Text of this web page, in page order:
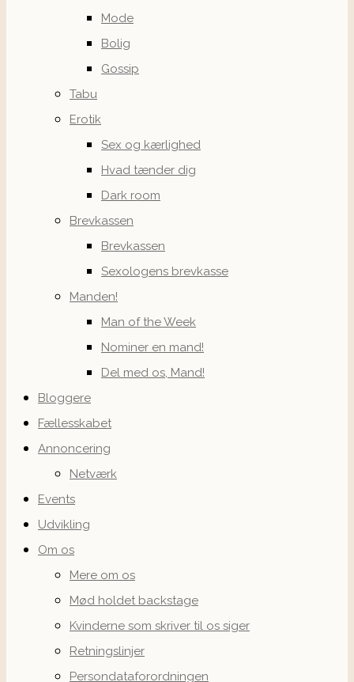
Mode
Bolig
Gossip
Tabu
Erotik
Sex og kærlighed
Hvad tænder dig
Dark room
Brevkassen
Brevkassen
Sexologens brevkasse
Manden!
Man of the Week
Nominer en mand!
Del med os, Mand!
Bloggere
Fællesskabet
Annoncering
Netværk
Events
Udvikling
Om os
Mere om os
Mød holdet backstage
Kvinderne som skriver til os siger
Retningslinjer
Persondataforordningen